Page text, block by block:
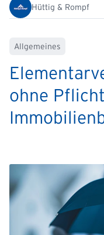
Hüttig & Rompf
Allgemeines
ohne